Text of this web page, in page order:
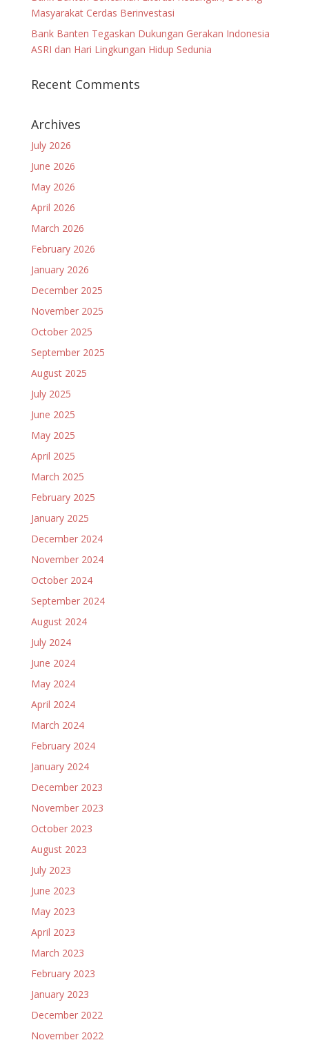
Masyarakat Cerdas Berinvestasi
Bank Banten Tegaskan Dukungan Gerakan Indonesia
ASRI dan Hari Lingkungan Hidup Sedunia
Recent Comments
Archives
July 2026
June 2026
May 2026
April 2026
March 2026
February 2026
January 2026
December 2025
November 2025
October 2025
September 2025
August 2025
July 2025
June 2025
May 2025
April 2025
March 2025
February 2025
January 2025
December 2024
November 2024
October 2024
September 2024
August 2024
July 2024
June 2024
May 2024
April 2024
March 2024
February 2024
January 2024
December 2023
November 2023
October 2023
August 2023
July 2023
June 2023
May 2023
April 2023
March 2023
February 2023
January 2023
December 2022
November 2022